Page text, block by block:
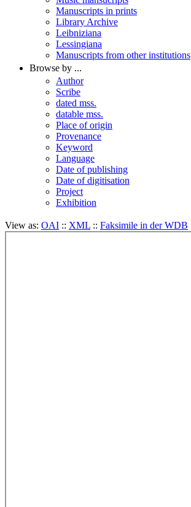
Manuscripts in prints
Library Archive
Leibniziana
Lessingiana
Manuscripts from other institutions
Browse by ...
Author
Scribe
dated mss.
datable mss.
Place of origin
Provenance
Keyword
Language
Date of publishing
Date of digitisation
Project
Exhibition
View as: OAI :: XML :: Faksimile in der WDB